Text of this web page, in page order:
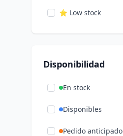
⭐ Low stock
Disponibilidad
En stock
Disponibles
Pedido anticipado